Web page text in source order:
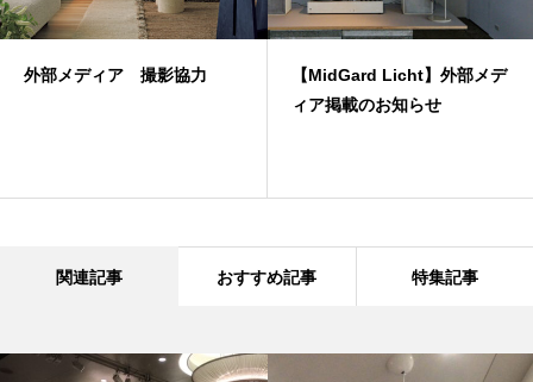
外部メディア 撮影協力
【MidGard Licht】外部メデ
ィア掲載のお知らせ
関連記事 おすすめ記事 特集記事